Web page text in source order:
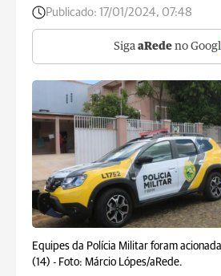
Publicado: 17/01/2024, 07:48
Siga aRede no
Equipes da Polícia Militar foram
(14) - Foto: Márcio Lópes/aRede.